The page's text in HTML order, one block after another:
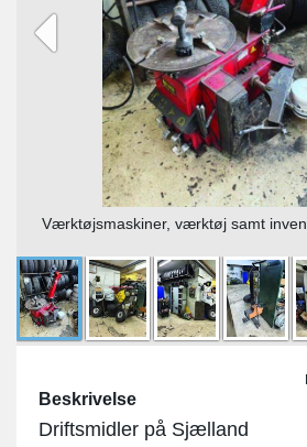
Værktøjsmaskiner, værktøj samt
Beskrivelse
Driftsmidler på Sjælland